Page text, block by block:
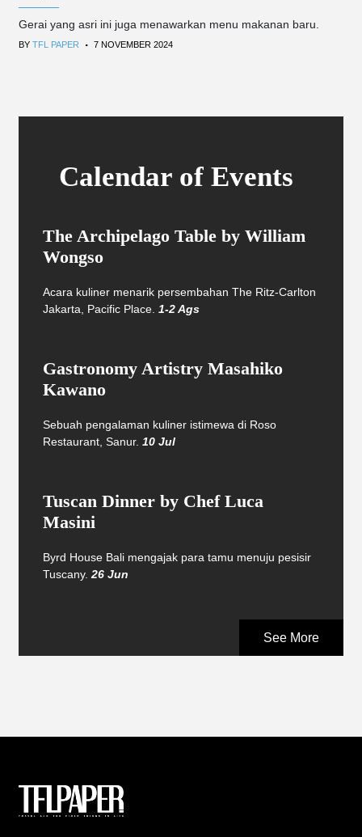
Gerai yang asri ini juga menawarkan menu makanan baru.
BY TFL PAPER . 7 NOVEMBER 2024
Calendar of Events
The Archipelago Table by William
Wongso
Acara kuliner menarik persembahan The Ritz-Carlton
Jakarta, Pacific Place. 1-2 Ags
Gastronomy Artistry Masahiko
Kawano
Sebuah pengalaman kuliner istimewa di Roso
Restaurant, Sanur. 10 Jul
Tuscan Dinner by Chef Luca
Masini
Byrd House Bali mengajak para tamu menuju pesisir
Tuscany. 26 Jun
See More